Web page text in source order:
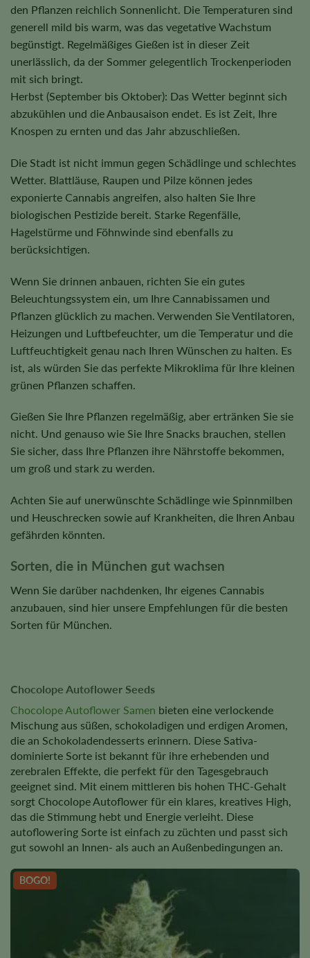
den Pflanzen reichlich Sonnenlicht. Die Temperaturen sind
generell mild bis warm, was das vegetative Wachstum
begünstigt. Regelmäßiges Gießen ist in dieser Zeit
unerlässlich, da der Sommer gelegentlich Trockenperioden
mit sich bringt.
Herbst (September bis Oktober): Das Wetter beginnt sich
abzukühlen und die Anbausaison endet. Es ist Zeit, Ihre
Knospen zu ernten und das Jahr abzuschließen.
Die Stadt ist nicht immun gegen Schädlinge und schlechtes
Wetter. Blattläuse, Raupen und Pilze können jedes
exponierte Cannabis angreifen, also halten Sie Ihre
biologischen Pestizide bereit. Starke Regenfälle,
Hagelstürme und Föhnwinde sind ebenfalls zu
berücksichtigen.
Wenn Sie drinnen anbauen, richten Sie ein gutes
Beleuchtungssystem ein, um Ihre Cannabissamen und
Pflanzen glücklich zu machen. Verwenden Sie Ventilatoren,
Heizungen und Luftbefeuchter, um die Temperatur und die
Luftfeuchtigkeit genau nach Ihren Wünschen zu halten. Es
ist, als würden Sie das perfekte Mikroklima für Ihre kleinen
grünen Pflanzen schaffen.
Gießen Sie Ihre Pflanzen regelmäßig, aber ertränken Sie sie
nicht. Und genauso wie Sie Ihre Snacks brauchen, stellen
Sie sicher, dass Ihre Pflanzen ihre Nährstoffe bekommen,
um groß und stark zu werden.
Achten Sie auf unerwünschte Schädlinge wie Spinnmilben
und Heuschrecken sowie auf Krankheiten, die Ihren Anbau
gefährden könnten.
Sorten, die in München gut wachsen
Wenn Sie darüber nachdenken, Ihr eigenes Cannabis
anzubauen, sind hier unsere Empfehlungen für die besten
Sorten für München.
Chocolope Autoflower Seeds
Chocolope Autoflower Samen bieten eine verlockende
Mischung aus süßen, schokoladigen und erdigen Aromen,
die an Schokoladendesserts erinnern. Diese Sativa-
dominierte Sorte ist bekannt für ihre erhebenden und
zerebralen Effekte, die perfekt für den Tagesgebrauch
geeignet sind. Mit einem mittleren bis hohen THC-Gehalt
sorgt Chocolope Autoflower für ein klares, kreatives High,
das die Stimmung hebt und Energie verleiht. Diese
autoflowering Sorte ist einfach zu züchten und passt sich
gut sowohl an Innen- als auch an Außenbedingungen an.
BOGO!